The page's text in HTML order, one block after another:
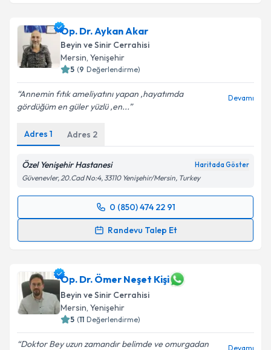
Op. Dr. Aykan Akar
Beyin ve Sinir Cerrahisi
Mersin, Yenişehir
5 (9 Değerlendirme)
Annemin fıtık ameliyatını yapan ,hayatımda
gördüğüm en güler yüzlü ,en...
Devamı
Adres 1 Adres 2
Özel Yenişehir Hastanesi Haritada Göster
Güvenevler, 20.Cad No:4, 33110 Yenişehir/Mersin, Turkey
0 (850) 474 22 91
Randevu Talep Et
Randevu Takvimi Talebi
takvim hazırlandığında e-posta ile bilgilendireceğiz.
E-posta Adresiniz
Op. Dr. Ömer Neşet Kişi
Beyin ve Sinir Cerrahisi
Mersin, Yenişehir
5 (11 Değerlendirme)
Doktor Bey uzun zamandır belimde ve omurgadan
Devamı